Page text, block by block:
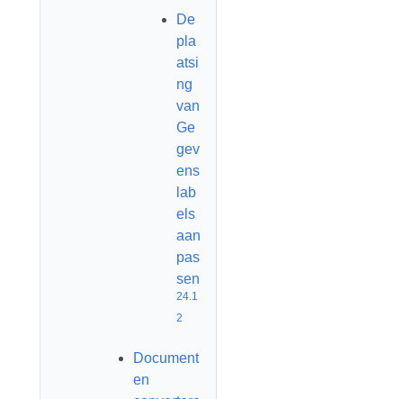
De
pla
atsi
ng
van
Ge
gev
ens
lab
els
aan
pas
sen
24.1
2
Document
en